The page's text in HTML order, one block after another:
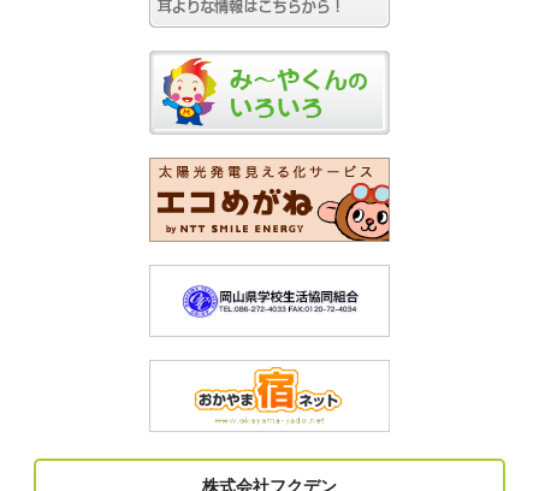
株式会社フクデン